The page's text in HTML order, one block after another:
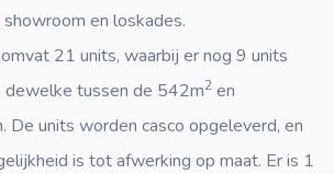
en loskades.
21 units, waarbij er nog 9 units
dewelke tussen de 542m2 en
De units worden casco opgeleverd, en
is tot afwerking op maat. Er is 1